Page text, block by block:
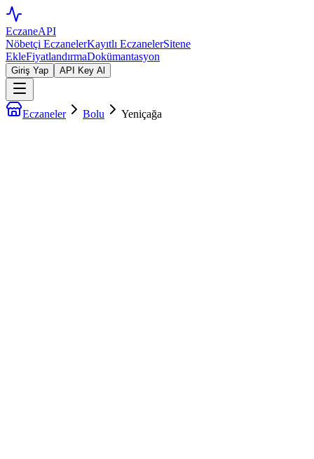
EczaneAPI
Nöbetçi EczanelerKayıtlı EczanelerSitene
EkleFiyatlandırmaDokümantasyon
Giriş Yap API Key Al
Eczaneler Bolu Yeniçağa